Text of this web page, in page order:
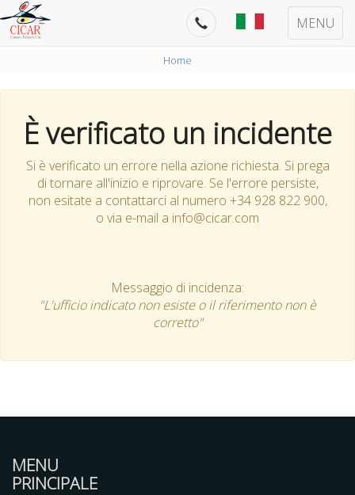
MENU
Home
È verificato un incidente
Si è verificato un errore nella azione richiesta. Si prega
di tornare all'inizio e riprovare. Se l'errore persiste,
non esitate a contattarci al numero +34 928 822 900,
o via e-mail a info@cicar.com
Messaggio di incidenza:
"L'ufficio indicato non esiste o il riferimento non è
corretto"
MENU
PRINCIPALE